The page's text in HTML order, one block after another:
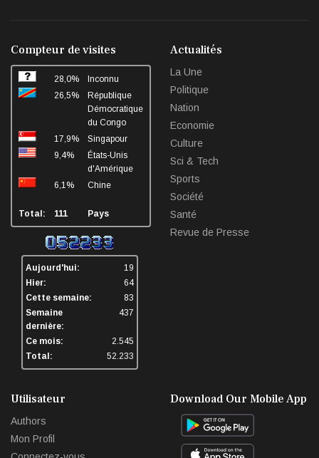
Compteur de visites
28,0%
Inconnu
26,5%
République
Démocratique
du Congo
17,9%
Singapour
9,4%
États-Unis
d'Amérique
6,1%
Chine
Total: 111 Pays
Aujourd'hui:
19
Hier:
64
Cette semaine:
83
Semaine
dernière:
437
Ce mois:
2.545
Total:
52.233
Actualités
La Une
Politique
Nation
Economie
Culture
Sci & Tech
Sports
Société
Santé
Revue de Presse
Utilisateur
Authors
Mon Profil
Download Our Mobile App